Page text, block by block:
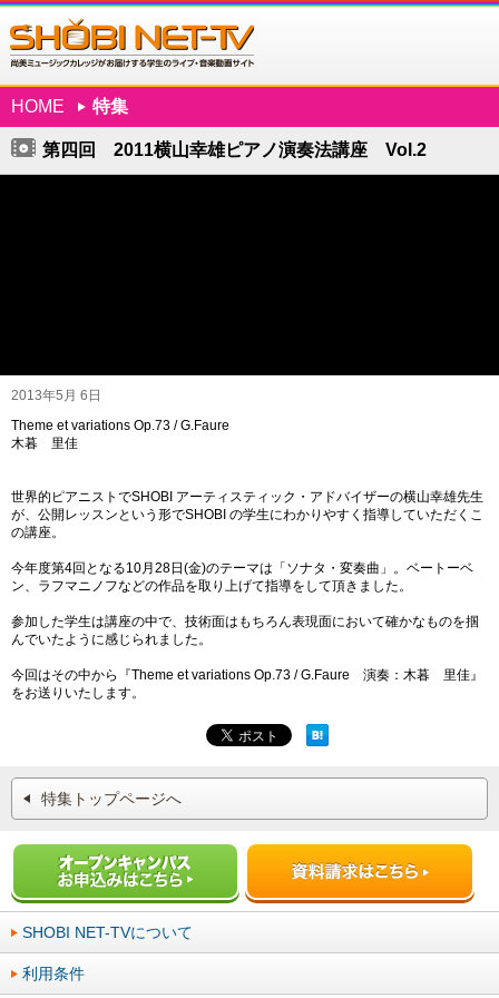
HOME 特集
第四回 2011横山幸雄ピアノ演奏法講座 Vol.2
2013年5月 6日
Theme et variations Op.73 / G.Faure
木暮 里佳
世界的ピアニストでSHOBI アーティスティック・アドバイザーの横山幸雄先生
が、公開レッスンという形でSHOB­I の学生にわかりやすく指導していただくこ
の講座。
今年度第4回となる10月28日(金)のテーマは「ソナタ・変奏曲」。ベートーベ
ン、­ラフマニノフなどの作品を取り上げて指導をして頂きました。
参加した学生は講座の中で、技術面はもちろん表現面において確かなものを掴
んでいたよ­うに感じられました。
今回はその中から『Theme et variations Op.73 / G.Faure 演奏：木暮 里佳』
をお送りいたします。
特集トップページへ
SHOBI NET-TVについて
利用条件